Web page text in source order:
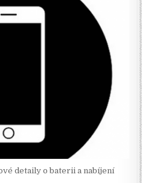
detaily o baterii a nabíjení